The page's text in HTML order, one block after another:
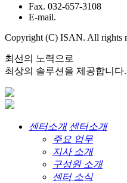
Fax. 032-657-3108
E-mail.
Copyright (C) ISAN. All rights
최선의 노력으로
최상의 솔루션을 제공합니다.
센터소개 센터소개
주요 업무
지사 소개
구성원 소개
센터 소식